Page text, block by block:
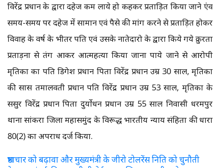
विरेंद्र प्रधान के द्वारा दहेज कम लाये हो कहकर प्रताड़ित किया जाने एंव
समय-समय पर दहेज में सामान एवं पैसे की मांग करने से प्रताड़ित होकर
विवाह के वर्ष के भीतर पति एवं उसके नातेदारो के द्वारा किये गये क्रुरता
प्रताड़ना से तंग आकर आत्महत्या किया जाना पाये जाने से आरोपी
मृतिका का पति डिगेश प्रधान पिता विरेंद्र प्रधान उम्र 30 साल, मृतिका
की सास तमालवती प्रधान पति विरेंद्र प्रधान उम्र 53 साल, मृतिका के
ससुर विरेंद्र प्रधान पिता दुर्योधन प्रधान उम्र 55 साल निवासी धरमपुर
थाना सांकरा जिला महासमुंद के विरूद्ध भारतीय न्याय संहिता की धारा
80(2) का अपराध दर्ज किया.
भ्रष्टाचार को बढ़ावा और मुख्यमंत्री के जीरो टोलरेंस निति को चुनौती